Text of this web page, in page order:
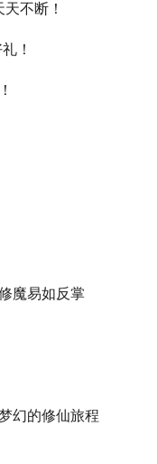
不断！
！
魔易如反掌
幻的修仙旅程